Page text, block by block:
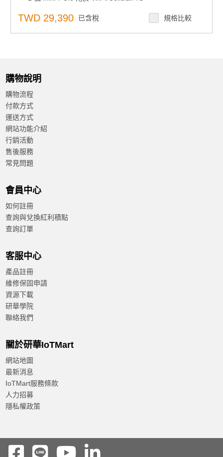
支援 SD 卡和線上韌體更新
支援 Modbus、IEC-60870-5、DNP3.0、OPC-UA、
BACNet 協議
TWD 29,390 已含稅 規格比較
購物說明
購物流程
付款方式
運送方式
網站功能介紹
行銷活動
售後服務
常見問題
會員中心
如何註冊
查詢與兌換紅利積點
查詢訂單
客服中心
產品註冊
維修保固申請
資源下載
研華學院
聯絡我們
關於研華IoTMart
網站地圖
最新消息
IoTMart服務條款
人力招募
隱私權政策